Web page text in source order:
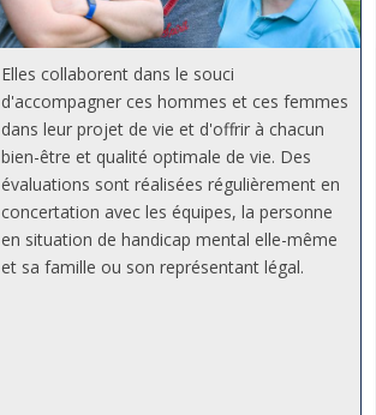
Elles collaborent dans le souci
d'accompagner ces hommes et ces femmes
dans leur projet de vie et d'offrir à chacun
bien-être et qualité optimale de vie. Des
évaluations sont réalisées régulièrement en
concertation avec les équipes, la personne
en situation de handicap mental elle-même
et sa famille ou son représentant légal.